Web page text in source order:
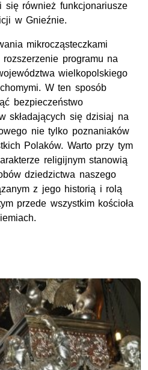
się również funkcjonariusze
w Gnieźnie.
mikrocząsteczkami
programu na
wielkopolskiego
W ten sposób
bezpieczeństwo
składających się dzisiaj na
nie tylko poznaniaków
Polaków. Warto przy tym
religijnym stanowią
dziedzictwa naszego
z jego historią i rolą
przede wszystkim kościoła